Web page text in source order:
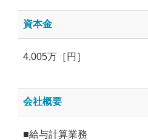
資本金
4,005万［円］
会社概要
■給与計算業務